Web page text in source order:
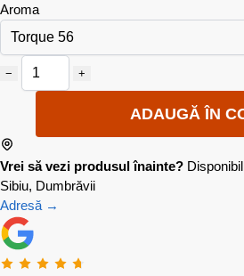
Aroma
− +
ADAUGĂ ÎN
Vrei să vezi produsul înainte?
Sibiu, Dumbrăvii
Adresă →